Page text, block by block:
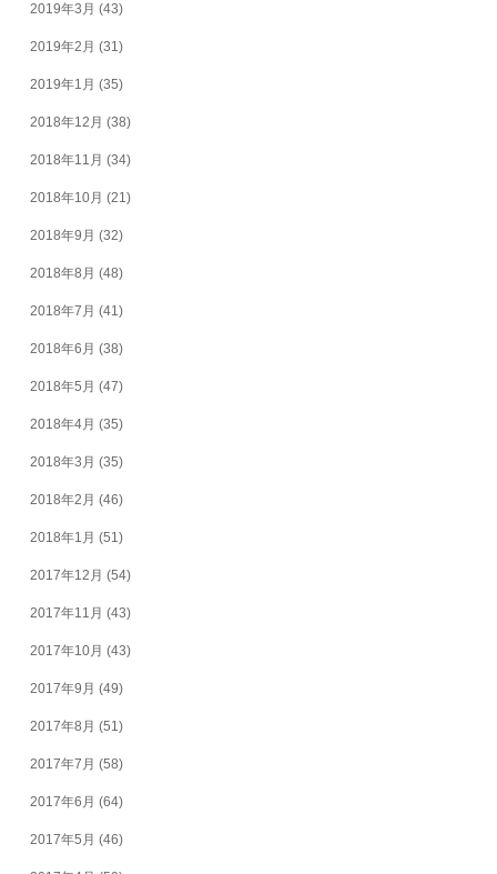
2019年3月 (43)
2019年2月 (31)
2019年1月 (35)
2018年12月 (38)
2018年11月 (34)
2018年10月 (21)
2018年9月 (32)
2018年8月 (48)
2018年7月 (41)
2018年6月 (38)
2018年5月 (47)
2018年4月 (35)
2018年3月 (35)
2018年2月 (46)
2018年1月 (51)
2017年12月 (54)
2017年11月 (43)
2017年10月 (43)
2017年9月 (49)
2017年8月 (51)
2017年7月 (58)
2017年6月 (64)
2017年5月 (46)